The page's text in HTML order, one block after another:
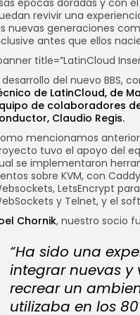
épocas doradas y con
revivir una
nuevas generaciones
antes que ellos
title=”LatinCloud
desarrollo del nuevo BBS,
de LatinCloud, de
de colaboradores
Claudio Regis.
mencionamos
tuvo el apoyo del
se implementaron
sobre KVM, con
LetsEncrypt
y Telnet, y el
Chornik, nuestro socio
“Ha sido una
integrar nuevas
recrear un
utilizaba en los